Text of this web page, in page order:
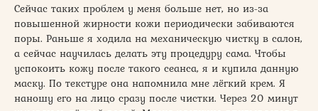
Сейчас таких проблем у меня больше нет, но из-за
повышенной жирности кожи периодически забиваются
поры. Раньше я ходила на механическую чистку в салон,
а сейчас научилась делать эту процедуру сама. Чтобы
успокоить кожу после такого сеанса, я и купила данную
маску. По текстуре она напомнила мне лёгкий крем. Я
наношу его на лицо сразу после чистки. Через 20 минут